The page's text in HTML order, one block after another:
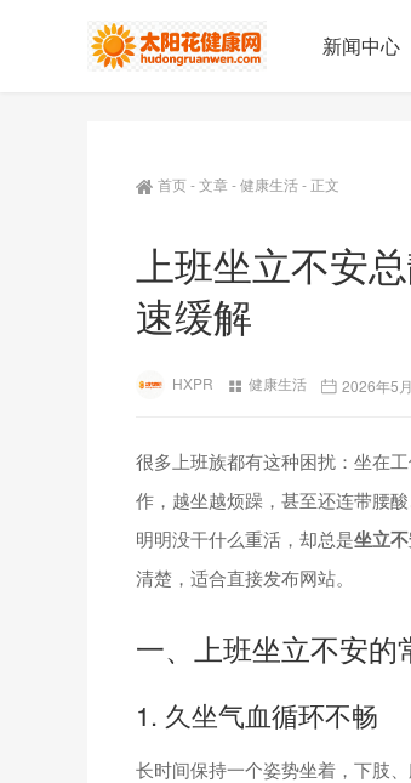
新闻中心
首页-文章-健康生活- 正文
上班坐立不安
速缓解
HXPR 健康生活 2026年5
很多上班族都有这种困扰：坐在
作，越坐越烦躁，甚至还连带腰酸
明明没干什么重活，却总是坐立
清楚，适合直接发布网站。
一、上班坐立不安的
1. 久坐气血循环不畅
长时间保持一个姿势坐着，下肢